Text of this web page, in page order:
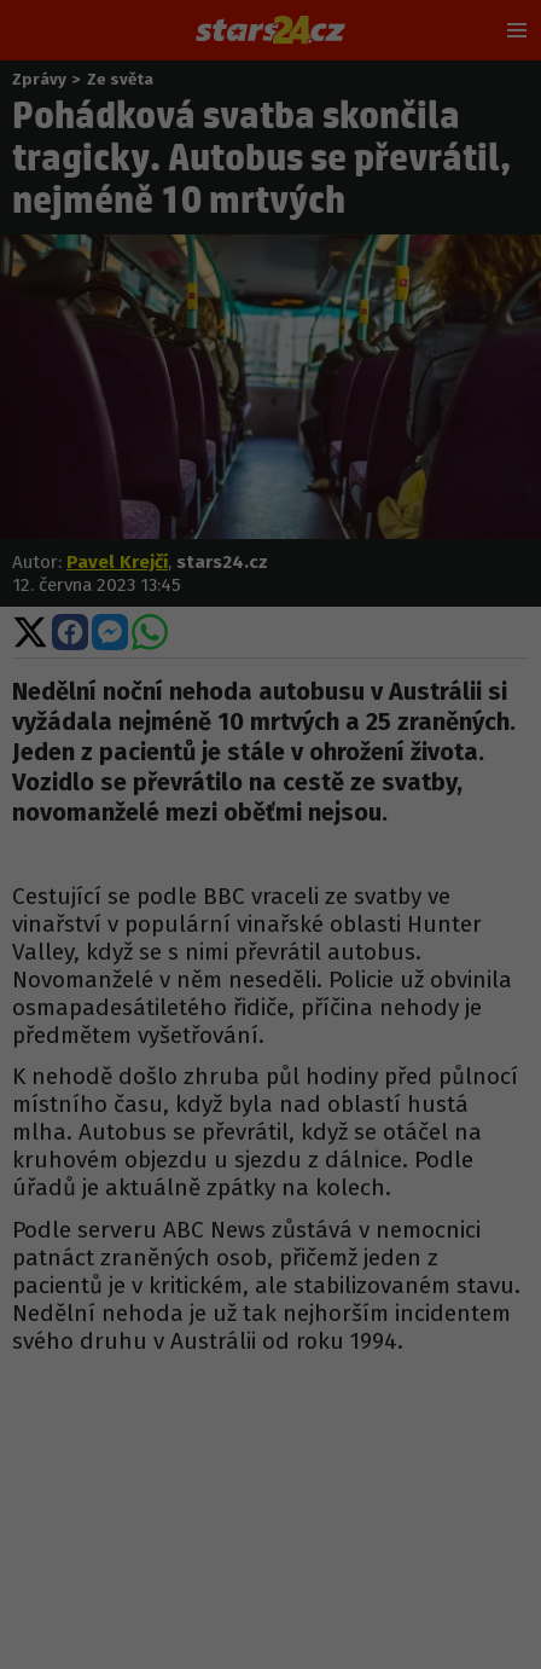
Nacházíte
se
zde:
Zprávy > Ze světa
Pohádková svatba skončila
tragicky. Autobus se převrátil,
nejméně 10 mrtvých
Autor: Pavel Krejčí, stars24.cz
12. června 2023 13:45
Sdílet
na
X
Sdílet
na
Facebooku
Sdílet
na
Messengeru
Sdílet
WhatsApp
Nedělní noční nehoda autobusu v Austrálii si
vyžádala nejméně 10 mrtvých a 25 zraněných.
Jeden z pacientů je stále v ohrožení života.
Vozidlo se převrátilo na cestě ze svatby,
novomanželé mezi oběťmi nejsou.
Cestující se podle BBC vraceli ze svatby ve
vinařství v populární vinařské oblasti Hunter
Valley, když se s nimi převrátil autobus.
Novomanželé v něm neseděli. Policie už obvinila
osmapadesátiletého řidiče, příčina nehody je
předmětem vyšetřování.
K nehodě došlo zhruba půl hodiny před půlnocí
místního času, když byla nad oblastí hustá
mlha. Autobus se převrátil, když se otáčel na
kruhovém objezdu u sjezdu z dálnice. Podle
úřadů je aktuálně zpátky na kolech.
Podle serveru ABC News zůstává v nemocnici
patnáct zraněných osob, přičemž jeden z
pacientů je v kritickém, ale stabilizovaném stavu.
Nedělní nehoda je už tak nejhorším incidentem
svého druhu v Austrálii od roku 1994.